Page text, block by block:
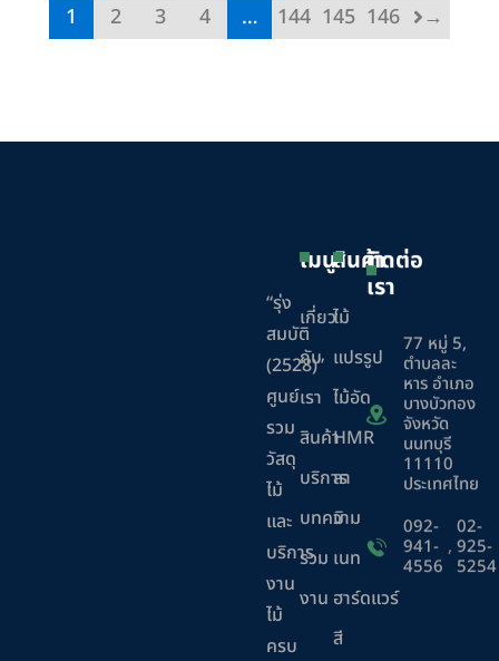
1 2 3 4 … 144 145 146 →
“รุ่ง
สมบัติ
(2528)”
ศูนย์
รวม
วัสดุ
ไม้
และ
บริการ
งาน
ไม้
ครบ
เมนู
เกี่ยว
กับ
เรา
สินค้า
บริการ
บทความ
ร่วม
งาน
สินค้า
ไม้
แปรรูป
ไม้อัด
HMR
ลา
มิ
เนท
ฮาร์ดแวร์
สี
ติดต่อ
เรา
77 หมู่ 5,
ตำบลละ
หาร อำเภอ
บางบัวทอง
จังหวัด
นนทบุรี
11110
ประเทศไทย
092-
941-
4556
,
02-
925-
5254